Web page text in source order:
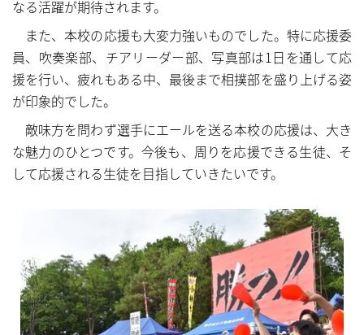
なる活躍が期待されます。
また、本校の応援も大変力強いものでした。特に応援委
員、吹奏楽部、チアリーダー部、写真部は1日を通して応
援を行い、疲れもある中、最後まで相撲部を盛り上げる姿
が印象的でした。
敵味方を問わず選手にエールを送る本校の応援は、大き
な魅力のひとつです。今後も、周りを応援できる生徒、そ
して応援される生徒を目指していきたいです。